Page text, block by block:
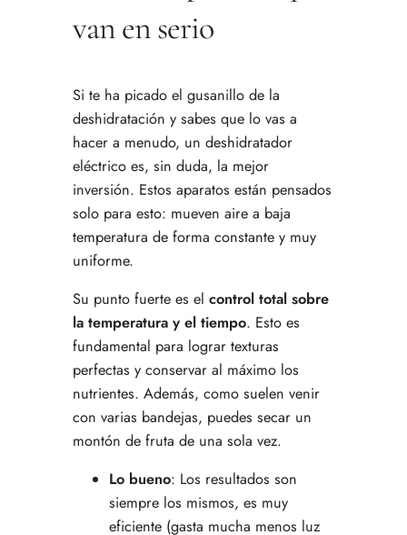
van en serio
Si te ha picado el gusanillo de la
deshidratación y sabes que lo vas a
hacer a menudo, un deshidratador
eléctrico es, sin duda, la mejor
inversión. Estos aparatos están pensados
solo para esto: mueven aire a baja
temperatura de forma constante y muy
uniforme.
Su punto fuerte es el control total sobre
la temperatura y el tiempo. Esto es
fundamental para lograr texturas
perfectas y conservar al máximo los
nutrientes. Además, como suelen venir
con varias bandejas, puedes secar un
montón de fruta de una sola vez.
Lo bueno: Los resultados son
siempre los mismos, es muy
eficiente (gasta mucha menos luz